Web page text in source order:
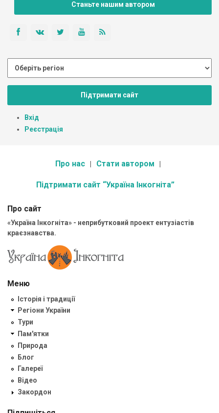
Станьте нашим автором
Підтримати сайт
Вхід
Реєстрація
Про нас Стати автором
Підтримати сайт “Україна Інкогніта”
Про сайт
«Україна Інкогніта» - неприбутковий проект ентузіастів
краєзнавства.
Меню
Історія і традиції
Регіони України
Тури
Пам'ятки
Природа
Блог
Галереї
Відео
Закордон